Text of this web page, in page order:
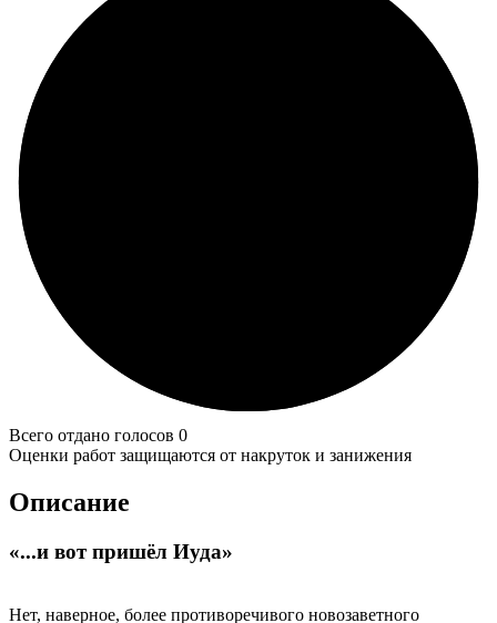
Всего отдано голосов 0
Оценки работ защищаются от накруток и занижения
Описание
«...и вот пришёл Иуда»
Нет, наверное, более противоречивого новозаветного